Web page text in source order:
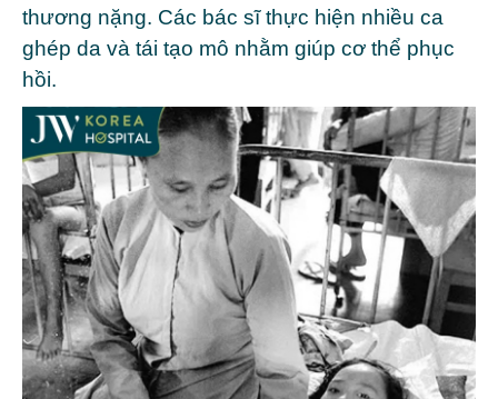
thương nặng. Các bác sĩ thực hiện nhiều ca
ghép da và tái tạo mô nhằm giúp cơ thể phục
hồi.